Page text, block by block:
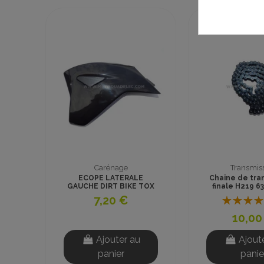
Carénage
CACHE LATERAL DROIT
DIRT BIKE TOX 1100W
1300W
6,00 €
Ajouter au
panier
Fin de
CACHE
DIRT BIKE
1300W
5,00